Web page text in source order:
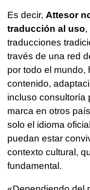
Es decir, Attesor
traducción al uso,
traducciones
través de una red
por todo el mundo,
contenido,
incluso consultoría
marca en otros
solo el idioma
puedan estar
contexto cultural,
fundamental.